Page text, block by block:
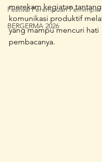
Festival Perempuan Pemimpin
BERGERMA 2026
merekam kegiatan
komunikasi produktif
yang mampu mencuri hati
pembacanya.